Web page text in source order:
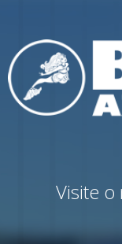
Visite